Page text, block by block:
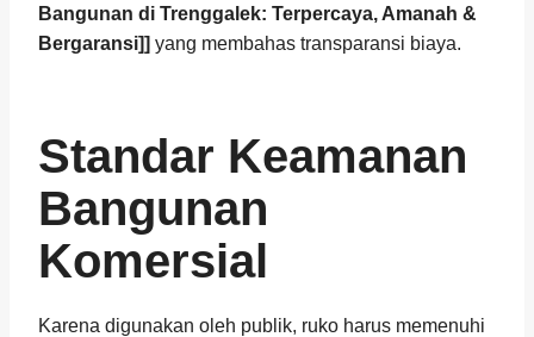
Bangunan di Trenggalek: Terpercaya, Amanah &
Bergaransi]] yang membahas transparansi biaya.
Standar Keamanan
Bangunan
Komersial
Karena digunakan oleh publik, ruko harus memenuhi